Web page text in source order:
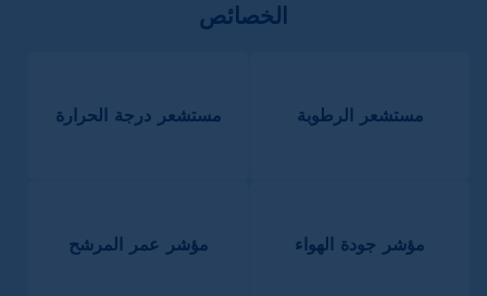
الخصائص
مستشعر الرطوبة مستشعر درجة الحرارة
مؤشر جودة الهواء مؤشر عمر المرشح